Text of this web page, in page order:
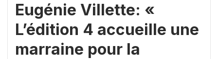
Eugénie Villette: «
L’édition 4 accueille une
marraine pour la